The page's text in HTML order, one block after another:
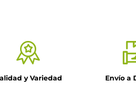
y Variedad Envío a